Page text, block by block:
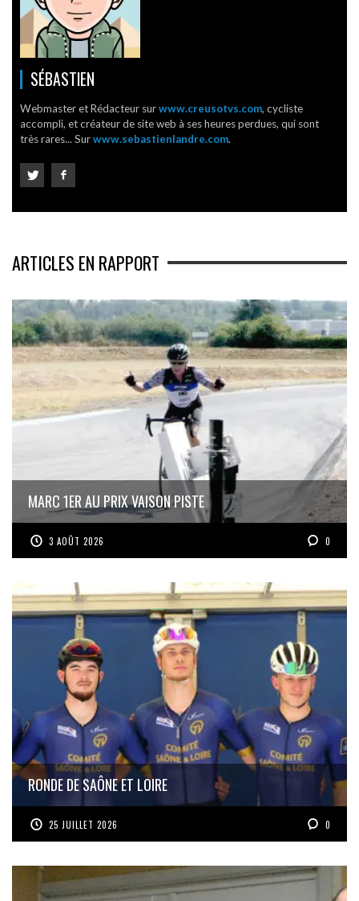
SÉBASTIEN
Webmaster et Rédacteur surwww.creusotvs.com, cycliste
accompli, et créateur de site web à ses heures perdues, qui sont
très rares... Surwww.sebastienlandre.com.
ARTICLES EN RAPPORT
MARC 1ER AU PRIX VAISON PISTE
3 AOÛT 2026 0
RONDE DE SAÔNE ET LOIRE
25 JUILLET 2026 0